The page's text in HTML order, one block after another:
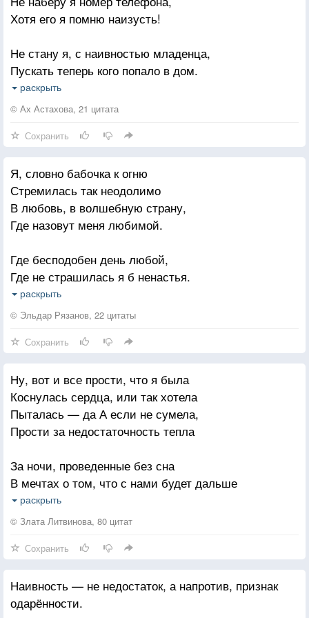
Хотя его я помню наизусть!
Не стану я, с наивностью младенца,
Пускать теперь кого попало в дом.
Не принимать все слишком близко к сердцу
Вполне удобный для житья закон!
Самой искать внутри себя ответы,
Печаль в душе выказывать за смех
Закон - не выдавать своих секретов
Пожалуй, самый правильный из всех.
И мир мой не сомкнется от удушья,
Есть у людей "законы равнодушия,
И я их научилась соблюдать.
раскрыть
© Ах Астахова, 21 цитата
Сохранить
Я, словно бабочка к огню
Стремилась так неодолимо
В любовь, в волшебную страну,
Где назовут меня любимой.
Где бесподобен день любой,
Где не страшилась я б ненастья.
Прекрасная страна — любовь,
Ведь только в ней бывает счастье.
Пришли иные времена,
Тебя то нет, то лжешь, не морщась.
Я поняла, любовь — страна,
Где каждый человек — притворщик.
Моя беда, а не вина,
Любовь — обманная страна,
И каждый житель в ней — обманщик.
Зачем я плачу пред тобой,
Неверная страна — любовь,
Там каждый человек — предатель.
Но снова прорастет трава
раскрыть
© Эльдар Рязанов, 22 цитаты
Сохранить
Ну, вот и все прости, что я была
Коснулась сердца, или так хотела
Пыталась — да А если не сумела,
Прости за недостаточность тепла
За ночи, проведенные без сна
В мечтах о том, что с нами будет дальше
За то, что не угадывала фальши
И верила как берегу волна
За счастье, захлестнувшее на миг
За нежность, колдовавшую безбожно,
За то, что я забыла осторожность,
И шла к заветной цели напрямик
раскрыть
© Злата Литвинова, 80 цитат
Сохранить
Наивность — не недостаток, а напротив, признак
одарённости.